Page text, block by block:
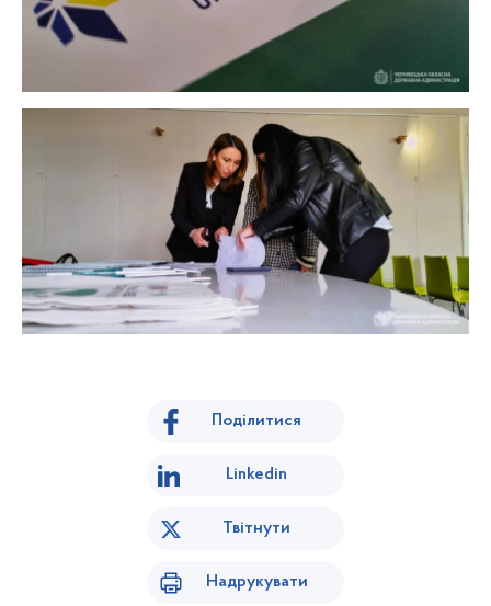
Поділитися
Linkedin
Твітнути
Надрукувати